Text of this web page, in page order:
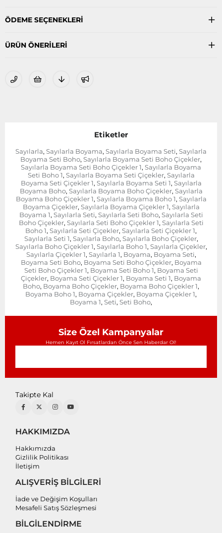
ÖDEME SEÇENEKLERI
ÜRÜN ÖNERILERI
Etiketler
Sayılarla, Sayılarla Boyama, Sayılarla Boyama Seti, Sayılarla
Boyama Seti Boho, Sayılarla Boyama Seti Boho Çiçekler,
Sayılarla Boyama Seti Boho Çiçekler 1, Sayılarla Boyama
Seti Boho 1, Sayılarla Boyama Seti Çiçekler, Sayılarla
Boyama Seti Çiçekler 1, Sayılarla Boyama Seti 1, Sayılarla
Boyama Boho, Sayılarla Boyama Boho Çiçekler, Sayılarla
Boyama Boho Çiçekler 1, Sayılarla Boyama Boho 1, Sayılarla
Boyama Çiçekler, Sayılarla Boyama Çiçekler 1, Sayılarla
Boyama 1, Sayılarla Seti, Sayılarla Seti Boho, Sayılarla Seti
Boho Çiçekler, Sayılarla Seti Boho Çiçekler 1, Sayılarla Seti
Boho 1, Sayılarla Seti Çiçekler, Sayılarla Seti Çiçekler 1,
Sayılarla Seti 1, Sayılarla Boho, Sayılarla Boho Çiçekler,
Sayılarla Boho Çiçekler 1, Sayılarla Boho 1, Sayılarla Çiçekler,
Sayılarla Çiçekler 1, Sayılarla 1, Boyama, Boyama Seti,
Boyama Seti Boho, Boyama Seti Boho Çiçekler, Boyama
Seti Boho Çiçekler 1, Boyama Seti Boho 1, Boyama Seti
Çiçekler, Boyama Seti Çiçekler 1, Boyama Seti 1, Boyama
Boho, Boyama Boho Çiçekler, Boyama Boho Çiçekler 1,
Boyama Boho 1, Boyama Çiçekler, Boyama Çiçekler 1,
Boyama 1, Seti, Seti Boho,
Size Özel Kampanyalar
Hemen Kayıt Ol Fırsatlardan Önce Sen Haberdar Ol!
Takipte Kal
HAKKIMIZDA
Hakkımızda
Gizlilik Politikası
İletişim
ALIŞVERİŞ BİLGİLERİ
İade ve Değişim Koşulları
Mesafeli Satış Sözleşmesi
BİLGİLENDİRME